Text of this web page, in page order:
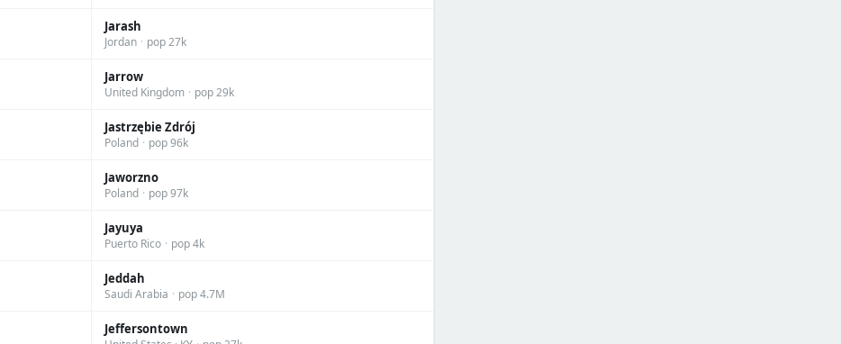
Jarash
Jordan · pop 27k
Jarrow
United Kingdom · pop 29k
Jastrzębie Zdrój
Poland · pop 96k
Jaworzno
Poland · pop 97k
Jayuya
Puerto Rico · pop 4k
Jeddah
Saudi Arabia · pop 4.7M
Jeffersontown